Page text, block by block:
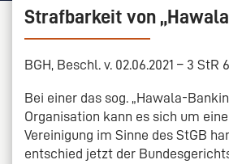
Strafbarkeit von
BGH, Beschl. v. 02.06.2021 – 3 StR
Bei einer das sog. „Hawala-
Organisation kann es sich um
Vereinigung im Sinne des StGB
entschied jetzt der